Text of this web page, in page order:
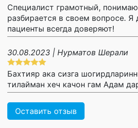
Специалист грамотный,
разбирается в своем вопросе.
пациенты всегда доверяют!
30.08.2023 | Нурматов Шерали
Бахтияр ака сизга
тилайман хеч качон гам Адам
Оставить отзыв